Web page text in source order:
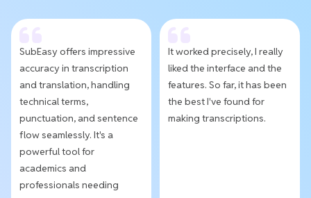
SubEasy offers impressive
accuracy in transcription
and translation, handling
technical terms,
punctuation, and sentence
flow seamlessly. It's a
powerful tool for
academics and
professionals needing
It worked precisely, I really
liked the interface and the
features. So far, it has been
the best I've found for
making transcriptions.